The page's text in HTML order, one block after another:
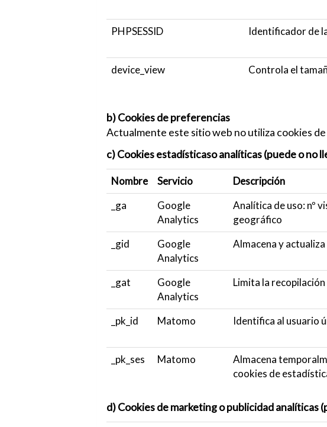
PHPSESSID Identificador de
device_view Controla el
b) Cookies de preferencias
Actualmente este sitio web no utiliza cookies
c) Cookies estadísticaso analíticas (puede o
Nombre Servicio Descripción
_ga
Google
Analytics
Analítica de uso: nº
geográfico
_gid
Google
Analytics
Almacena y
_gat
Google
Analytics
Limita la
_pk_id Matomo Identifica al usuario
_pk_ses Matomo
Almacena
cookies de
d) Cookies de marketing o publicidad